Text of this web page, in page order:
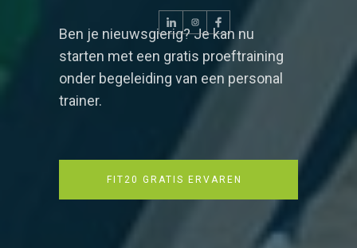
Ben je nieuwsgierig? Je kan nu
starten met een gratis proeftraining
onder begeleiding van een personal
trainer.
FIT20 GRATIS ERVAREN